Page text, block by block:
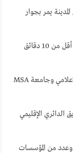
يمر بجوار
يمكن الوصول بسهولة إلى مول مصر خلال أقل من 10 دقائق
يقع المشروع على مقربة من مدينة الإنتاج الإعلامي وجامعة MSA
الإقليمي
من المؤسسات